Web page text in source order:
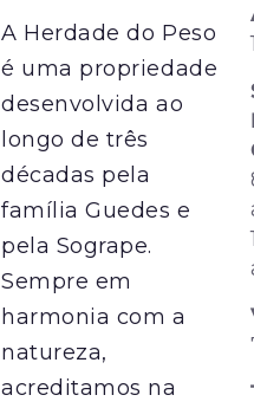
A Herdade do Peso
é uma propriedade
desenvolvida ao
longo de três
décadas pela
família Guedes e
pela Sogrape.
Sempre em
harmonia com a
natureza,
acreditamos na